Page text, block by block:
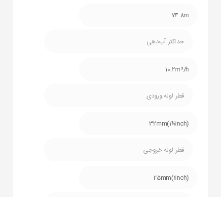
74.8m
حداکثر آب‌دهی
10.2m³/h
قطر لوله ورودی
32mm(1¼inch)
قطر لوله خروجی
25mm(1inch)